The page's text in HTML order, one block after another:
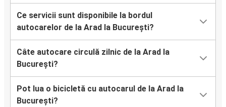
Ce servicii sunt disponibile la bordul
autocarelor de la Arad la București?
Câte autocare circulă zilnic de la Arad la
București?
Pot lua o bicicletă cu autocarul de la Arad la
București?